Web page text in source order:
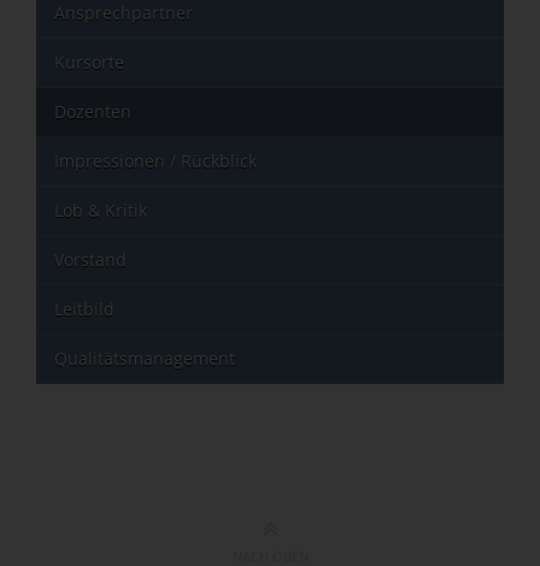
Ansprechpartner
Kursorte
Dozenten
Impressionen / Rückblick
Lob & Kritik
Vorstand
Leitbild
Qualitätsmanagement